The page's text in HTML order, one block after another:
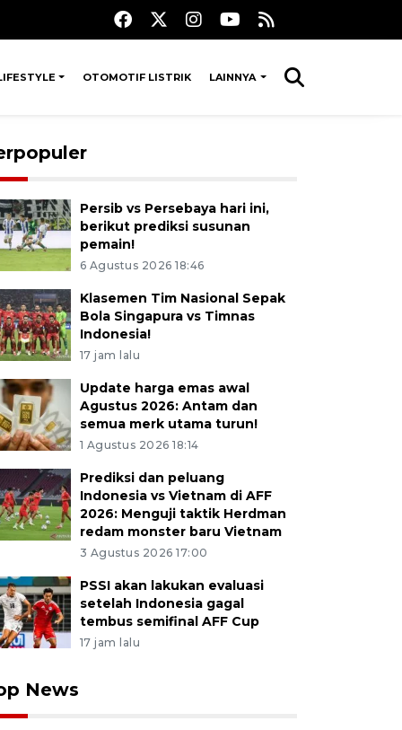
OTOMOTIF LISTRIK LAINNYA
Treasury & International Banking PT BNI (Persero)
Persib vs Persebaya hari ini,
berikut prediksi susunan
pemain!
6 Agustus 2026 18:46
Klasemen Tim Nasional Sepak
Bola Singapura vs Timnas
Indonesia!
17 jam lalu
Update harga emas awal
Agustus 2026: Antam dan
semua merk utama turun!
1 Agustus 2026 18:14
Prediksi dan peluang
Indonesia vs Vietnam di AFF
2026: Menguji taktik Herdman
redam monster baru Vietnam
3 Agustus 2026 17:00
PSSI akan lakukan evaluasi
setelah Indonesia gagal
tembus semifinal AFF Cup
17 jam lalu
News